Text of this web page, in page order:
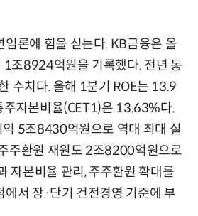
임론에 힘을 싣는다. KB금융은 올
1조8924억원을 기록했다. 전년 동
수치다. 올해 1분기 ROE는 13.9
주자본비율(CET1)은 13.63%다.
5조8430억원으로 역대 최대 실
주환원 재원도 2조8200억원으로
자본비율 관리, 주주환원 확대를
에서 장·단기 건전경영 기준에 부